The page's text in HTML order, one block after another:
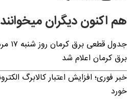
هم اکنون دیگران میخوانند
برق کرمان اعلام شد
خورد